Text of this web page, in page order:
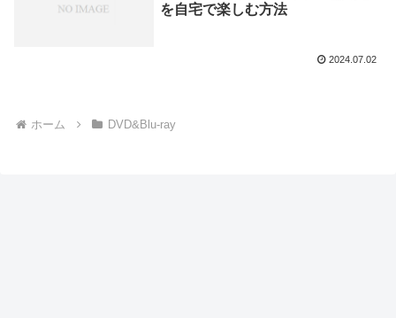
を自宅で楽しむ方法
2024.07.02
ホーム DVD&Blu-ray